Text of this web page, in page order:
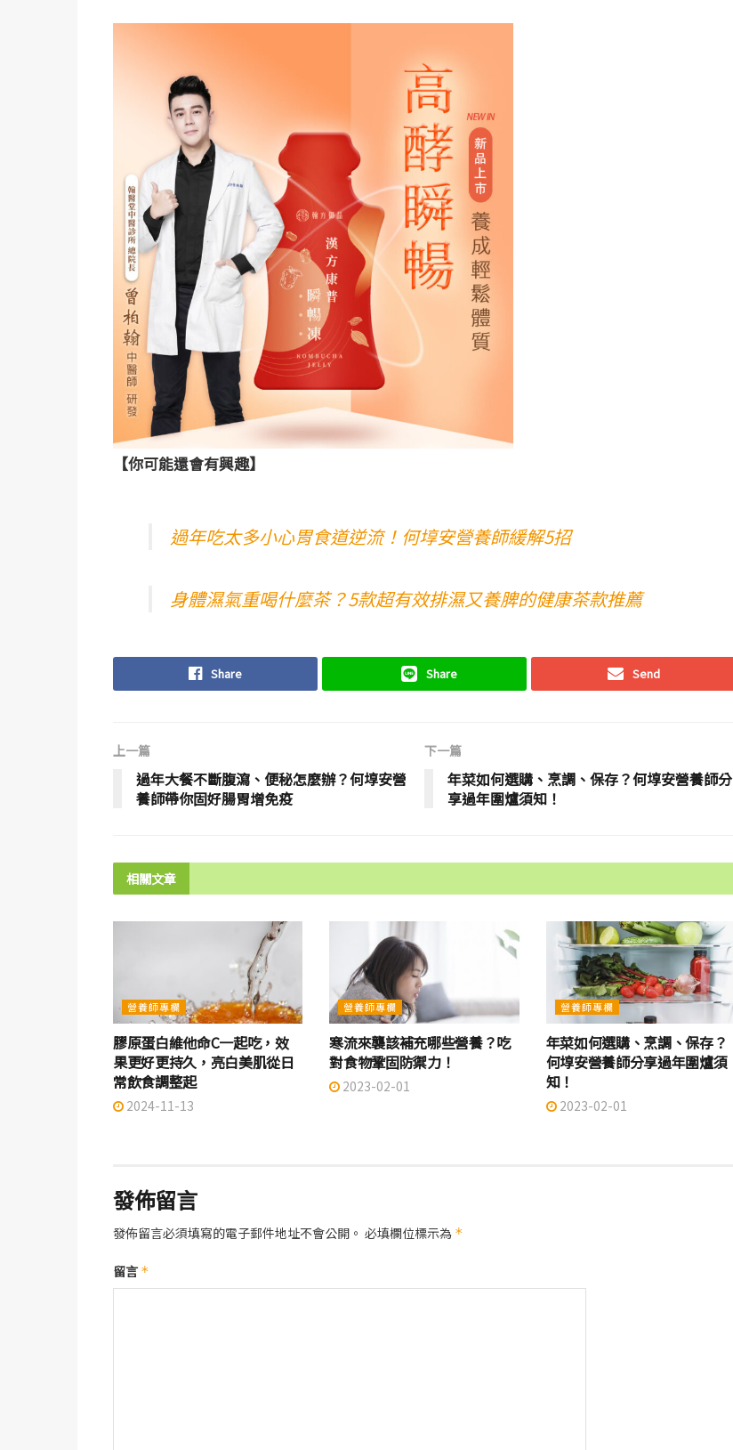
【你可能還會有興趣】
過年吃太多小心胃食道逆流！何埻安營養師緩解5招
身體濕氣重喝什麼茶？5款超有效排濕又養脾的健康茶款推薦
Share Share Send
上一篇
過年大餐不斷腹瀉、便秘怎麼辦？何埻安營
養師帶你固好腸胃增免疫
下一篇
年菜如何選購、烹調、保存？何埻安營養師分
享過年圍爐須知！
相關文章
營養師專欄
膠原蛋白維他命C一起吃，效
果更好更持久，亮白美肌從日
常飲食調整起
2024-11-13
營養師專欄
寒流來襲該補充哪些營養？吃
對食物鞏固防禦力！
2023-02-01
營養師專欄
年菜如何選購、烹調、保存？
何埻安營養師分享過年圍爐須
知！
2023-02-01
發佈留言
發佈留言必須填寫的電子郵件地址不會公開。 必填欄位標示為 *
留言*